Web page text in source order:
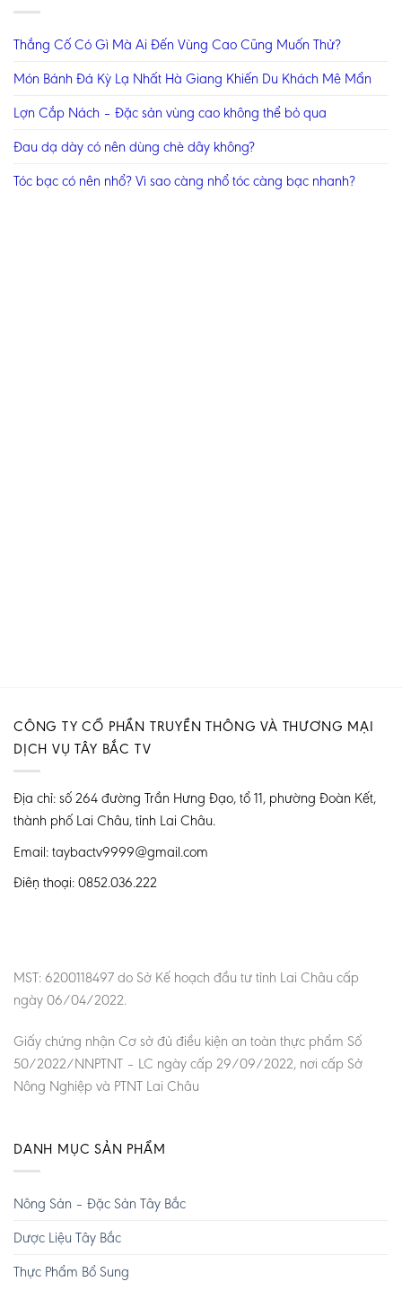
Thắng Cố Có Gì Mà Ai Đến Vùng Cao Cũng Muốn Thử?
Món Bánh Đá Kỳ Lạ Nhất Hà Giang Khiến Du Khách Mê Mẩn
Lợn Cắp Nách – Đặc sản vùng cao không thể bỏ qua
Đau dạ dày có nên dùng chè dây không?
Tóc bạc có nên nhổ? Vì sao càng nhổ tóc càng bạc nhanh?
CÔNG TY CỔ PHẦN TRUYỀN THÔNG VÀ THƯƠNG MẠI
DỊCH VỤ TÂY BẮC TV
Địa chỉ: số 264 đường Trần Hưng Đạo, tổ 11, phường Đoàn Kết,
thành phố Lai Châu, tỉnh Lai Châu.
Email: taybactv9999@gmail.com
Điện thoại: 0852.036.222
MST: 6200118497 do Sở Kế hoạch đầu tư tỉnh Lai Châu cấp
ngày 06/04/2022.
Giấy chứng nhận Cơ sở đủ điều kiện an toàn thực phẩm Số
50/2022/NNPTNT – LC ngày cấp 29/09/2022, nơi cấp Sở
Nông Nghiệp và PTNT Lai Châu
DANH MỤC SẢN PHẨM
Nông Sản – Đặc Sản Tây Bắc
Dược Liệu Tây Bắc
Thực Phẩm Bổ Sung